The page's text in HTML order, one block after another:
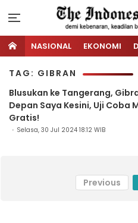
NASIONAL EKONOMI
TAG: GIBRAN
Blusukan ke Tangerang,
Depan Saya Kesini, Uji Coba
Gratis!
Selasa, 30 Jul 2024 18:12 WIB
Previous